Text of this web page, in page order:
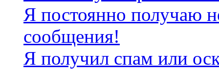
Я постоянно получаю
сообщения!
Я получил спам или